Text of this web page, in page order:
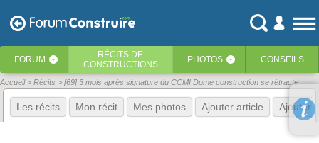
FORUM ‹ RÉCITS DE
CONSTRUCTIONS
PHOTOS ‹ CONSEILS
Accueil Récits [69] 3 mois après signature du CCMI Dome construction se rétracte
Les récits Mon récit Mes photos Ajouter article Ajouter